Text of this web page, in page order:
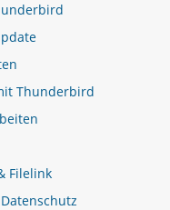
Thunderbird
Filelink